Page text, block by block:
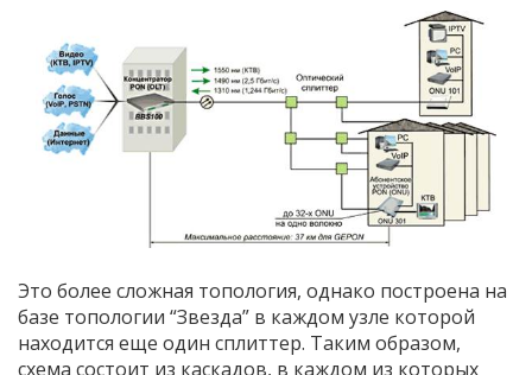
Это более сложная топология, однако построена на
базе топологии “Звезда” в каждом узле которой
находится еще один сплиттер. Таким образом,
схема состоит из каскадов, в каждом из которых